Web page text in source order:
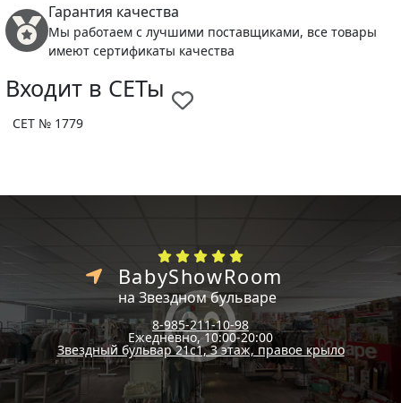
Гарантия качества
Мы работаем с лучшими поставщиками, все товары
имеют сертификаты качества
Входит в СЕТы
СЕТ № 1779
BabyShowRoom
на Звездном бульваре
8-985-211-10-98
Ежедневно, 10:00-20:00
Звездный бульвар 21с1, 3 этаж, правое крыло